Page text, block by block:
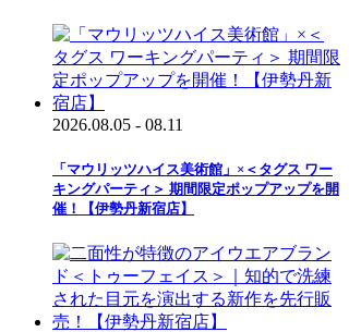
2026.08.05 - 08.11
「マウリッツハイス美術館」×＜タグス ワー
キングパーティ＞ 期間限定ポップアップを開
催！【伊勢丹新宿店】